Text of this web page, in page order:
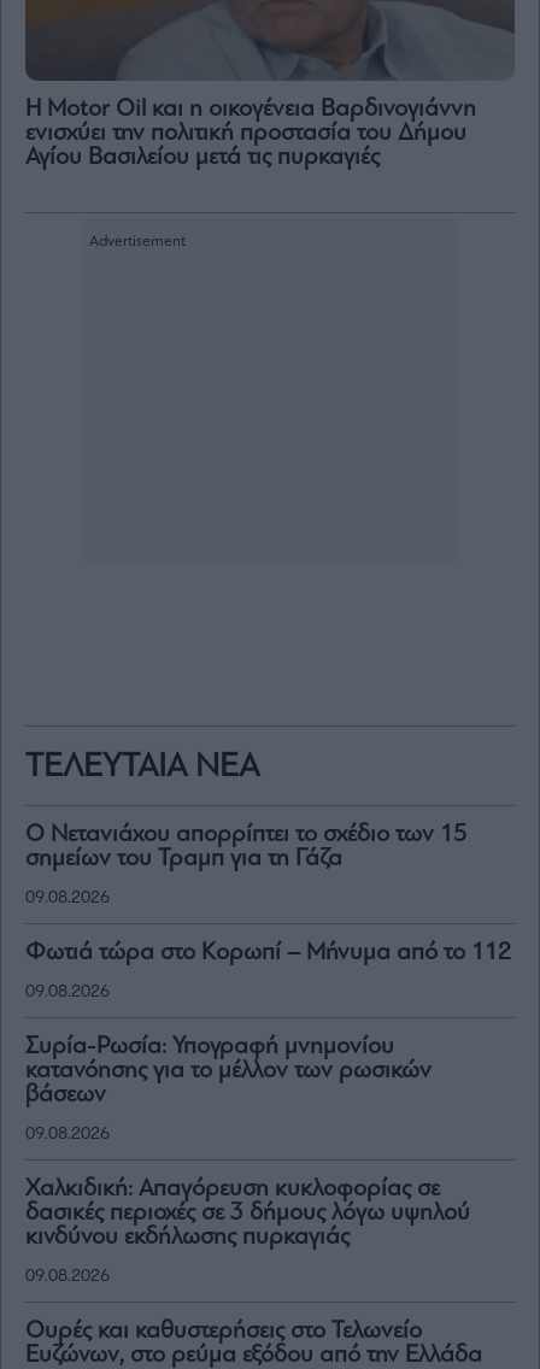
ΤΕΛΕΥΤΑΙΑ ΝΕΑ
Ο Νετανιάχου απορρίπτει το σχέδιο των 15
σημείων του Τραμπ για τη Γάζα
09.08.2026
Φωτιά τώρα στο Κορωπί – Μήνυμα από το 112
09.08.2026
Συρία-Ρωσία: Υπογραφή μνημονίου
κατανόησης για το μέλλον των ρωσικών
βάσεων
09.08.2026
Χαλκιδική: Απαγόρευση κυκλοφορίας σε
δασικές περιοχές σε 3 δήμους λόγω υψηλού
κινδύνου εκδήλωσης πυρκαγιάς
09.08.2026
Ουρές και καθυστερήσεις στο Τελωνείο
Ευζώνων, στο ρεύμα εξόδου από την Ελλάδα
Η Motor Oil και η οικογένεια Βαρδινογιάννη
ενισχύει την πολιτική προστασία του Δήμου
Αγίου Βασιλείου μετά τις πυρκαγιές